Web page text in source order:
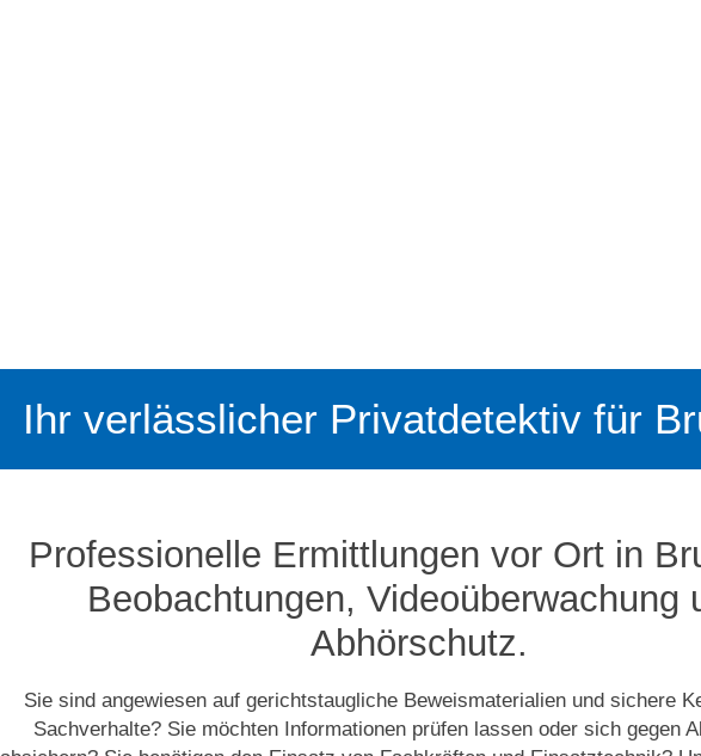
Ihr verlässlicher Privatdetektiv für
Professionelle Ermittlungen vor Ort in
Beobachtungen, Video­­überwachung
Abhörschutz.
Sie sind angewiesen auf gerichtstaugliche Beweismaterialien und sichere
Sachverhalte? Sie möchten Informationen prüfen lassen oder sich gegen